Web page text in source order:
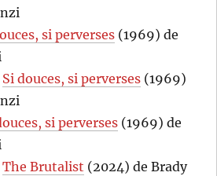
si perverses (1969) de
Si douces, si perverses (1969)
si perverses (1969) de
The Brutalist (2024) de Brady